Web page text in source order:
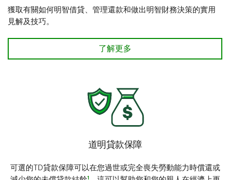
獲取有關如何明智借貸、管理還款和做出明智財務決策的實用
見解及技巧。
了解更多
道明貸款保障
可選的TD貸款保障可以在您過世或完全喪失勞動能力時償還或
1